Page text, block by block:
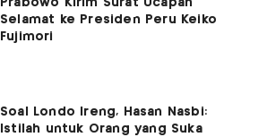
Prabowo Kirim Surat Ucapan
Selamat ke Presiden Peru Keiko
Fujimori
Soal Londo Ireng, Hasan Nasbi:
Istilah untuk Orang yang Suka